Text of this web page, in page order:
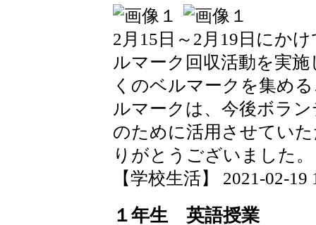
2月15日～2月19日にか
ルマーク回収活動を実
くのベルマークを集め
ルマークは、今後ボラ
のために活用させてい
りがとうございました。
【学校生活】 2021-02-19
１年生 英語授業